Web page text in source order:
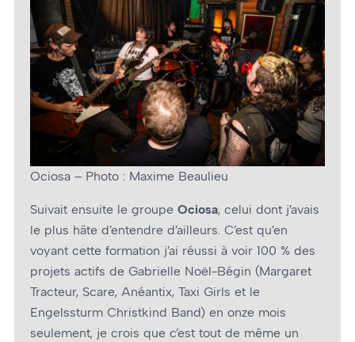
Ociosa – Photo : Maxime Beaulieu
Suivait ensuite le groupe Ociosa, celui dont j’avais
le plus hâte d’entendre d’ailleurs. C’est qu’en
voyant cette formation j’ai réussi à voir 100 % des
projets actifs de Gabrielle Noël-Bégin (Margaret
Tracteur, Scare, Anéantix, Taxi Girls et le
Engelssturm Christkind Band) en onze mois
seulement, je crois que c’est tout de même un